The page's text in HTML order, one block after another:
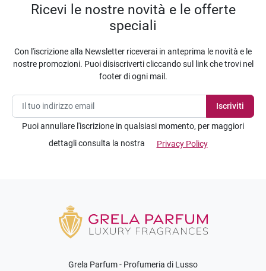
Ricevi le nostre novità e le offerte
speciali
Con l'iscrizione alla Newsletter riceverai in anteprima le novità e le
nostre promozioni. Puoi disiscriverti cliccando sul link che trovi nel
footer di ogni mail.
Puoi annullare l'iscrizione in qualsiasi momento, per maggiori
dettagli consulta la nostra
Privacy Policy
Grela Parfum - Profumeria di Lusso